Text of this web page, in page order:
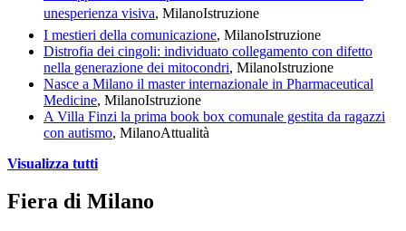
unesperienza visiva, MilanoIstruzione
I mestieri della comunicazione, MilanoIstruzione
Distrofia dei cingoli: individuato collegamento con difetto
nella generazione dei mitocondri, MilanoIstruzione
Nasce a Milano il master internazionale in Pharmaceutical
Medicine, MilanoIstruzione
A Villa Finzi la prima book box comunale gestita da ragazzi
con autismo, MilanoAttualità
Visualizza tutti
Fiera di Milano